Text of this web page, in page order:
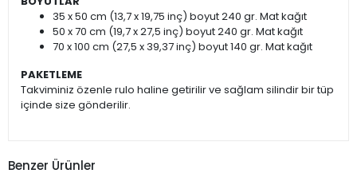
35 x 50 cm (13,7 x 19,75 inç) boyut 240 gr. Mat kağıt
50 x 70 cm (19,7 x 27,5 inç) boyut 240 gr. Mat kağıt
70 x 100 cm (27,5 x 39,37 inç) boyut 140 gr. Mat kağıt
PAKETLEME
Takviminiz özenle rulo haline getirilir ve sağlam silindir bir tüp
içinde size gönderilir.
Benzer Ürünler